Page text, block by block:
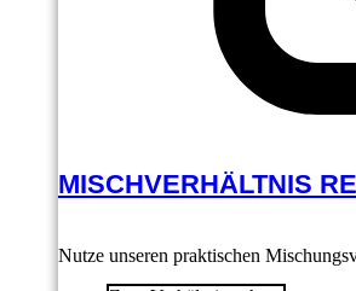
MISCHVERHÄLTNIS
Nutze unseren praktischen